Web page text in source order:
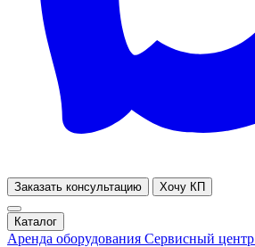
Заказать консультацию Хочу КП
Каталог
Аренда оборудования Сервисный центр